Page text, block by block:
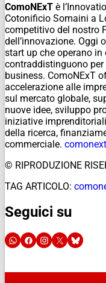
ComoNExT è
Cotonificio Somaini a
competitivo del nostro
dell’innovazione. Oggi
start up che operano in
contraddistinguono
business. ComoNExT
accelerazione alle
sul mercato globale,
nuove idee, sviluppo
iniziative
della ricerca,
commerciale.
© RIPRODUZIONE
TAG ARTICOLO:
Seguici su